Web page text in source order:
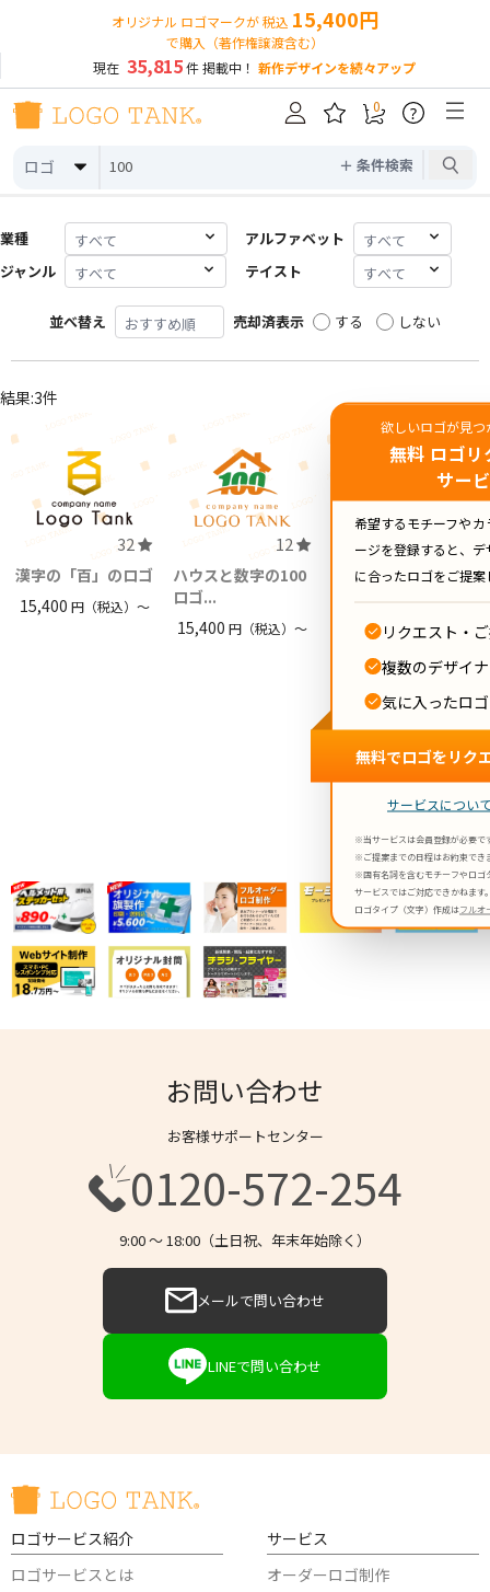
オリジナル ロゴマークが 税込 15,400円
で購入（著作権譲渡含む）
現在 35,815件 掲載中！ 新作デザインを続々アップ
ロゴ ＋ 条件検索
0 ?
業種
アルファベット
ジャンル
テイスト
並べ替え 売却済表示 する しない
結果:3件
32
漢字の「百」のロゴ
15,400 円（税込）〜
12
ハウスと数字の100
ロゴ...
15,400円（税込）〜
32
犬と猫のかわいいシ
ルエッ...
15,400円（税込）〜
欲しいロゴが見
無料 ロゴリ
サー
希望するモチーフや
ージを登録すると、
に合ったロゴをご提案
リクエスト・
複数のデザイ
気に入ったロ
無料でロゴをリク
サービスについ
※当サービスは会員登録が必要で
※ご提案までの日程はお約束でき
※固有名詞を含むモチーフやロゴ
サービスではご対応できかねます
ロゴタイプ（文字）作成はフルオ
お問い合わせ
お客様サポートセンター
0120-572-254
9:00 〜 18:00（土日祝、年末年始除く）
メールで問い合わせ
LINEで問い合わせ
ロゴサービス紹介
ロゴサービスとは
サービス
オーダーロゴ制作